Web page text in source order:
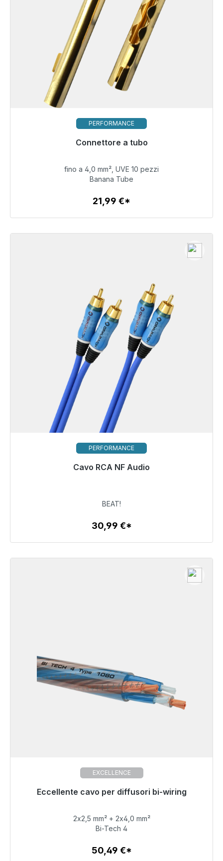
PERFORMANCE
Connettore a tubo
Pronto per la spedizione immediata, tempo di
21,99 €
Dettagli
fino a 4,0 mm², UVE 10 pezzi
Banana Tube
21,99 €*
PERFORMANCE
Cavo RCA NF Audio
Pronto per la spedizione immediata, tempo di
30,99 €
Dettagli
BEAT!
30,99 €*
EXCELLENCE
Eccellente cavo per diffusori bi-wiring
Pronto per la spedizione immediata, tempo di
50,49 €
Dettagli
2x2,5 mm² + 2x4,0 mm²
Bi-Tech 4
50,49 €*